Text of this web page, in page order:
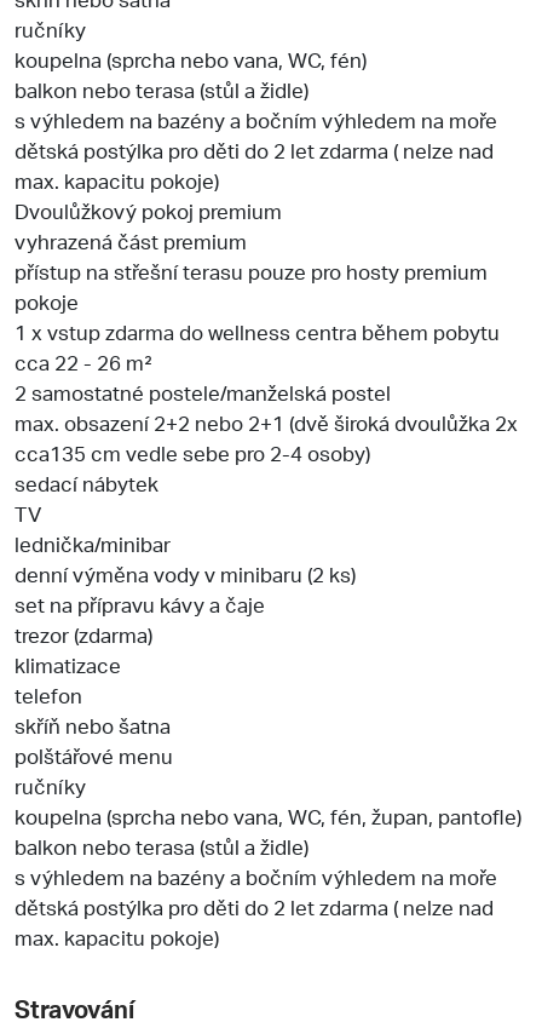
ručníky
koupelna (sprcha nebo vana, WC, fén)
balkon nebo terasa (stůl a židle)
s výhledem na bazény a bočním výhledem na moře
dětská postýlka pro děti do 2 let zdarma ( nelze nad
max. kapacitu pokoje)
Dvoulůžkový pokoj premium
vyhrazená část premium
přístup na střešní terasu pouze pro hosty premium
pokoje
1 x vstup zdarma do wellness centra během pobytu
cca 22 - 26 m²
2 samostatné postele/manželská postel
max. obsazení 2+2 nebo 2+1 (dvě široká dvoulůžka 2x
cca135 cm vedle sebe pro 2-4 osoby)
sedací nábytek
TV
lednička/minibar
denní výměna vody v minibaru (2 ks)
set na přípravu kávy a čaje
trezor (zdarma)
klimatizace
telefon
skříň nebo šatna
polštářové menu
ručníky
koupelna (sprcha nebo vana, WC, fén, župan, pantofle)
balkon nebo terasa (stůl a židle)
s výhledem na bazény a bočním výhledem na moře
dětská postýlka pro děti do 2 let zdarma ( nelze nad
max. kapacitu pokoje)
Stravování